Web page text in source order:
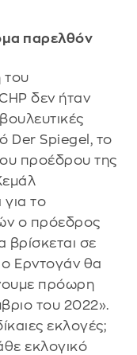
παρελθόν
του
δεν ήταν
Der Spiegel, το
προέδρου της
το
ο πρόεδρος
βρίσκεται σε
ο Ερντογάν θα
πρόωρη
του 2022».
εκλογές;
εκλογικό